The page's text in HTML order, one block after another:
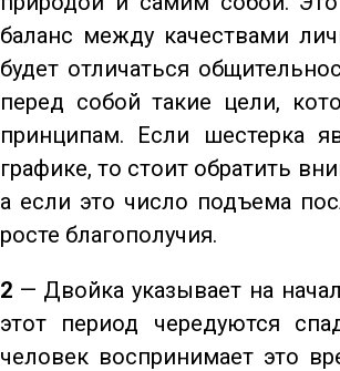
баланс между качествами
будет отличаться
перед собой такие цели,
принципам. Если шестерка
графике, то стоит обратить
а если это число подъема
росте благополучия.
2 — Двойка указывает на
этот период чередуются
человек воспринимает это